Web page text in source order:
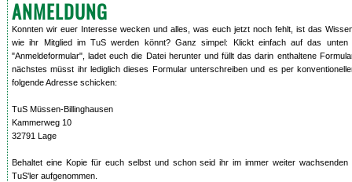
ANMELDUNG
Konnten wir euer Interesse wecken und alles, was euch jetzt noch fehlt, ist das
wie ihr Mitglied im TuS werden könnt? Ganz simpel: Klickt einfach auf das unten
"Anmeldeformular", ladet euch die Datei herunter und füllt das darin enthaltene
nächstes müsst ihr lediglich dieses Formular unterschreiben und es per
folgende Adresse schicken:
TuS Müssen-Billinghausen
Kammerweg 10
32791 Lage
Behaltet eine Kopie für euch selbst und schon seid ihr im immer weiter wachsenden
TuS'ler aufgenommen.